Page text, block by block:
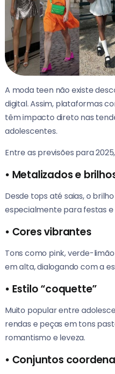
A moda teen não existe
digital. Assim, plataformas
têm impacto direto nas
adolescentes.
Entre as previsões para
• Metalizados e
Desde tops até saias, o
especialmente para festas
• Cores vibrantes
Tons como pink, verde-
em alta, dialogando com a
• Estilo “coquette”
Muito popular entre
rendas e peças em tons
romantismo e leveza.
• Conjuntos